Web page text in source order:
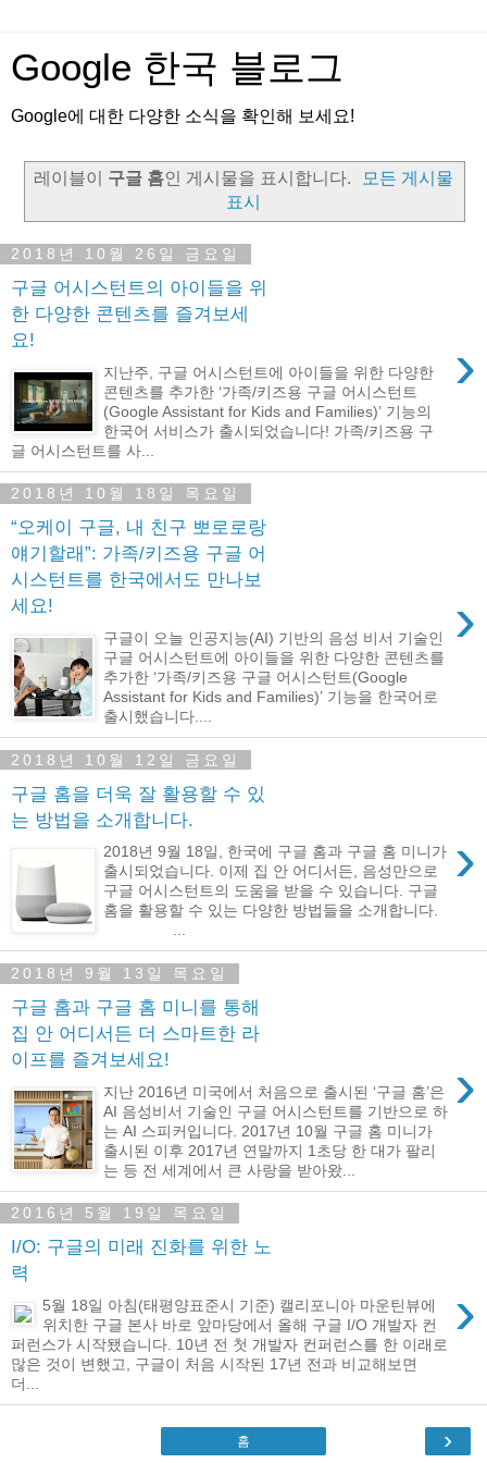
Google 한국 블로그
Google에 대한 다양한 소식을 확인해 보세요!
레이블이 구글 홈인 게시물을 표시합니다.
모든 게시물
표시
2018년 10월 26일 금요일
구글 어시스턴트의 아이들을 위
한 다양한 콘텐츠를 즐겨보세
요!
›
지난주, 구글 어시스턴트에 아이들을 위한 다양한
콘텐츠를 추가한 ‘가족/키즈용 구글 어시스턴트
(Google Assistant for Kids and Families)’ 기능의
한국어 서비스가 출시되었습니다! 가족/키즈용 구
글 어시스턴트를 사...
2018년 10월 18일 목요일
“오케이 구글, 내 친구 뽀로로랑
얘기할래”: 가족/키즈용 구글 어
시스턴트를 한국에서도 만나보
세요!
›
구글이 오늘 인공지능(AI) 기반의 음성 비서 기술인
구글 어시스턴트에 아이들을 위한 다양한 콘텐츠를
추가한 ‘가족/키즈용 구글 어시스턴트(Google
Assistant for Kids and Families)’ 기능을 한국어로
출시했습니다....
2018년 10월 12일 금요일
구글 홈을 더욱 잘 활용할 수 있
는 방법을 소개합니다.
›
2018년 9월 18일, 한국에 구글 홈과 구글 홈 미니가
출시되었습니다. 이제 집 안 어디서든, 음성만으로
구글 어시스턴트의 도움을 받을 수 있습니다. 구글
홈을 활용할 수 있는 다양한 방법들을 소개합니다.
...
2018년 9월 13일 목요일
구글 홈과 구글 홈 미니를 통해
집 안 어디서든 더 스마트한 라
이프를 즐겨보세요!
›
지난 2016년 미국에서 처음으로 출시된 ‘구글 홈’은
AI 음성비서 기술인 구글 어시스턴트를 기반으로 하
는 AI 스피커입니다. 2017년 10월 구글 홈 미니가
출시된 이후 2017년 연말까지 1초당 한 대가 팔리
는 등 전 세계에서 큰 사랑을 받아왔...
2016년 5월 19일 목요일
I/O: 구글의 미래 진화를 위한 노
력
›
5월 18일 아침(태평양표준시 기준) 캘리포니아 마운틴뷰에
위치한 구글 본사 바로 앞마당에서 올해 구글 I/O 개발자 컨
퍼런스가 시작됐습니다. 10년 전 첫 개발자 컨퍼런스를 한 이래로
많은 것이 변했고, 구글이 처음 시작된 17년 전과 비교해보면
더...
›
홈